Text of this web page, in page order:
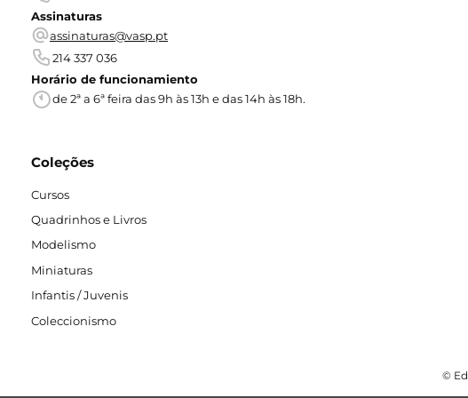
Assinaturas
assinaturas@vasp.pt
214 337 036
Horário de funcionamiento
de 2ª a 6ª feira das 9h às 13h e das 14h às 18h.
Coleções
Cursos
Quadrinhos e Livros
Modelismo
Miniaturas
Infantis / Juvenis
Coleccionismo
©